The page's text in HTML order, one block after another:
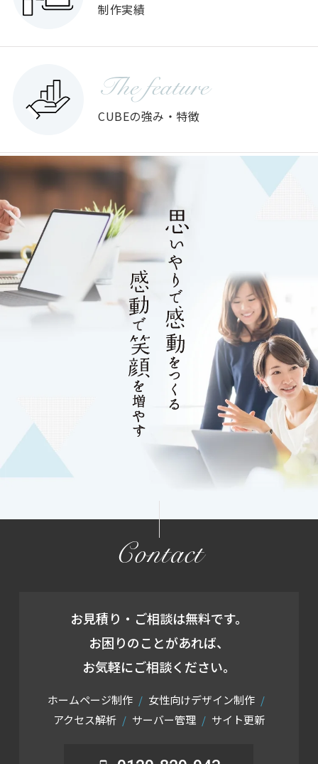
制作実績
The feature
CUBEの強み・特徴
Contact
お見積り・ご相談は無料です。
お困りのことがあれば、
お気軽にご相談ください。
ホームページ制作
女性向けデザイン制作
アクセス解析
サーバー管理 サイト更新